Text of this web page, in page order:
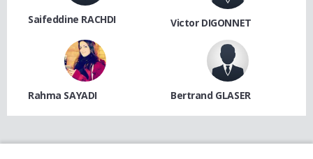
Saifeddine RACHDI Victor DIGONNET
Rahma SAYADI Bertrand GLASER